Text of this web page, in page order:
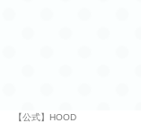
【公式】HOOD